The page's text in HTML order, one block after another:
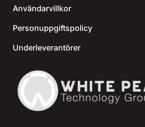
Användarvillkor
Personuppgiftspolicy
Underleverantörer